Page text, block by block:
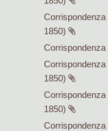
Corrispondenza
1850)
Corrispondenza
Corrispondenza
1850)
Corrispondenza
1850)
Corrispondenza